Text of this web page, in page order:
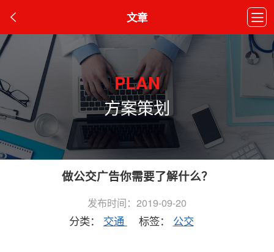
文章
PLAN
方案策划
做公交广告你需要了解什么？
发布时间：2019-09-20
分类： 交通 标签： 公交